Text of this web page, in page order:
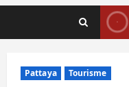
Pattaya Tourisme